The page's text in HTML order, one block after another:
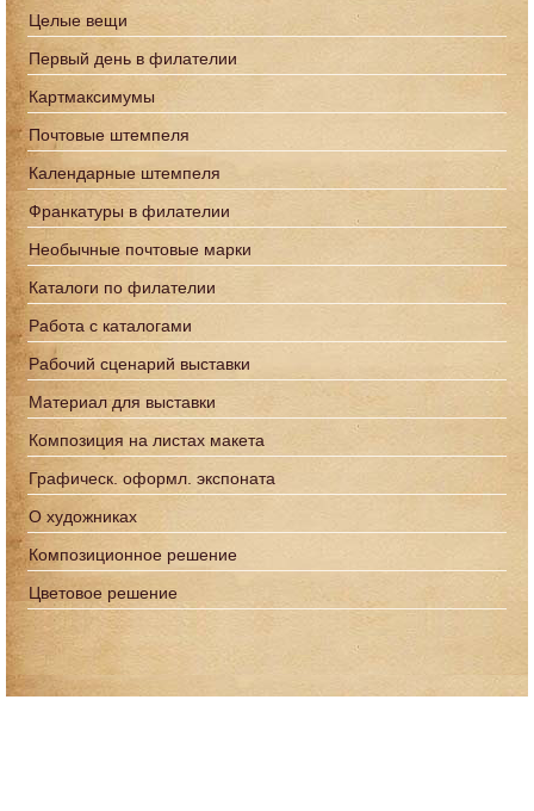
Целые вещи
Первый день в филателии
Картмаксимумы
Почтовые штемпеля
Календарные штемпеля
Франкатуры в филателии
Необычные почтовые марки
Каталоги по филателии
Работа с каталогами
Рабочий сценарий выставки
Материал для выставки
Композиция на листах макета
Графическ. оформл. экспоната
О художниках
Композиционное решение
Цветовое решение